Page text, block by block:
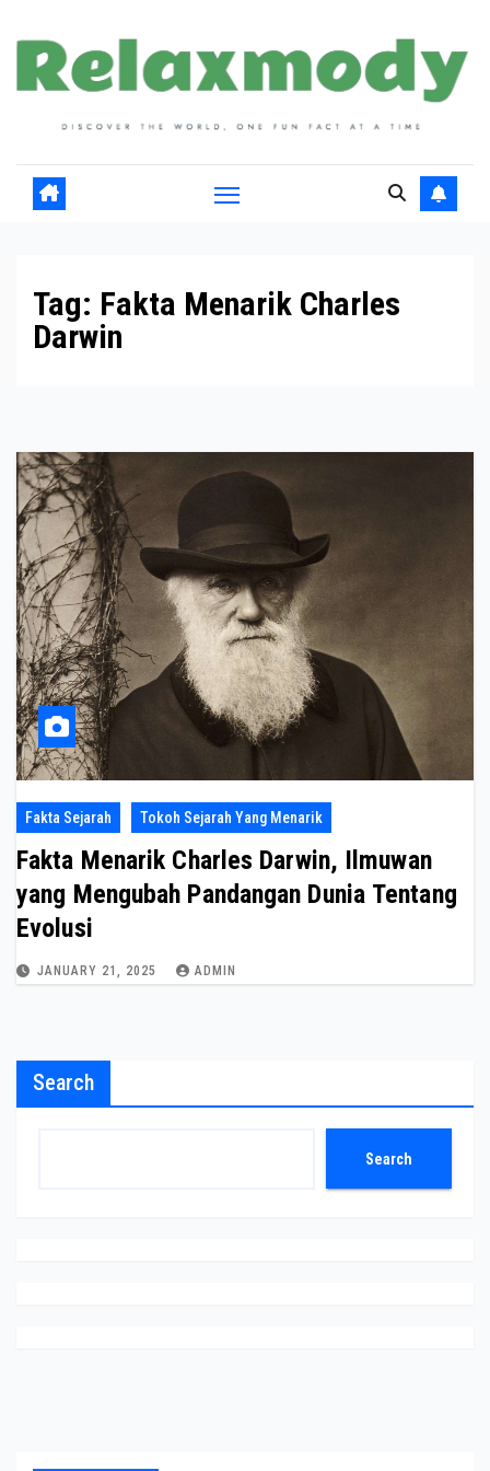
content
Tag: Fakta Menarik Charles
Darwin
Fakta Sejarah Tokoh Sejarah Yang Menarik
Fakta Menarik Charles Darwin, Ilmuwan
yang Mengubah Pandangan Dunia Tentang
Evolusi
JANUARY 21, 2025 ADMIN
Search
Search